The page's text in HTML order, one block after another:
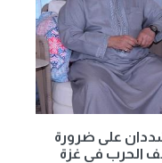
على ضرورة
الحرب في غزة